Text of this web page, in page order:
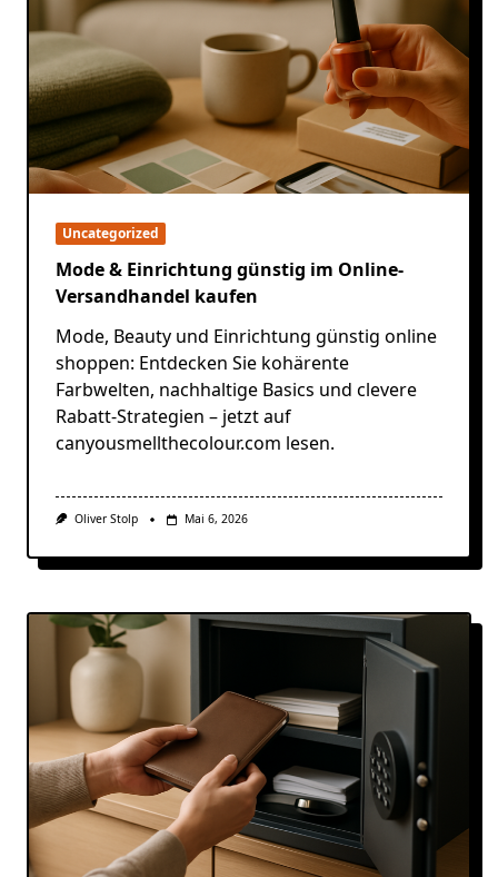
Uncategorized
Mode & Einrichtung günstig im Online-
Versandhandel kaufen
Mode, Beauty und Einrichtung günstig online
shoppen: Entdecken Sie kohärente
Farbwelten, nachhaltige Basics und clevere
Rabatt-Strategien – jetzt auf
canyousmellthecolour.com lesen.
Oliver Stolp Mai 6, 2026